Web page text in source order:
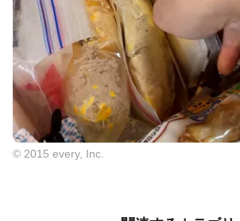
© 2015 every, Inc.